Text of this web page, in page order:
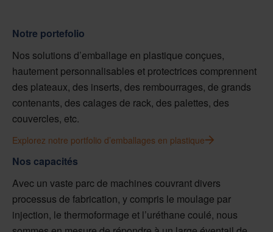
Notre portefolio
Nos solutions d’emballage en plastique conçues,
hautement personnalisables et protectrices comprennent
des plateaux, des inserts, des rembourrages, de grands
contenants, des calages de rack, des palettes, des
couvercles, etc.
Explorez notre portfolio d’emballages en plastique
Nos capacités
Avec un vaste parc de machines couvrant divers
processus de fabrication, y compris le moulage par
injection, le thermoformage et l’uréthane coulé, nous